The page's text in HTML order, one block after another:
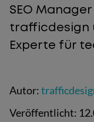
SEO
trafficdesign
Experte für
Autor:
Veröffentlicht: